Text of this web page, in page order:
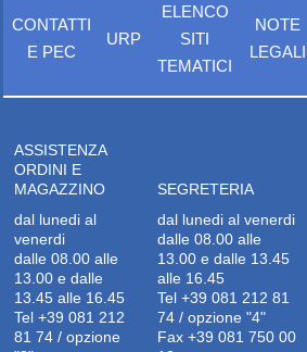
CONTATTI
E PEC
URP
ELENCO
SITI
TEMATICI
NOTE
LEGALI
ASSISTENZA
ORDINI E
MAGAZZINO
dal lunedi al
venerdi
dalle 08.00 alle
13.00 e dalle
13.45 alle 16.45
Tel +39 081 212
81 74 / opzione
SEGRETERIA
dal lunedi al venerdi
dalle 08.00 alle
13.00 e dalle 13.45
alle 16.45
Tel +39 081 212 81
74 / opzione "4"
Fax +39 081 750 00